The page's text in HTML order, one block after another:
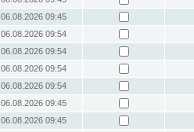
06.08.2026 09:45
06.08.2026 09:54
06.08.2026 09:54
06.08.2026 09:54
06.08.2026 09:54
06.08.2026 09:45
06.08.2026 09:45